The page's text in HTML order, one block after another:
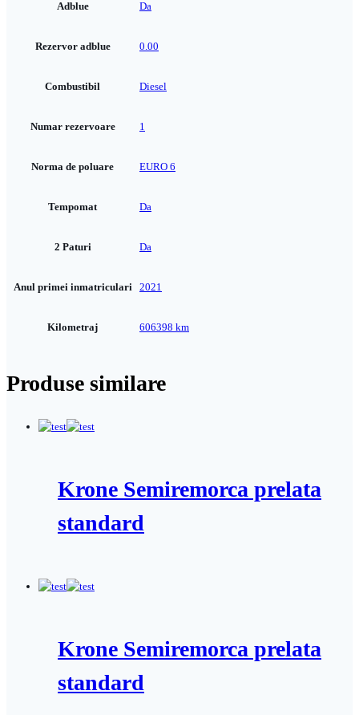
Adblue Da
Rezervor adblue 0.00
Combustibil Diesel
Numar rezervoare 1
Norma de poluare EURO 6
Tempomat Da
2 Paturi Da
Anul primei inmatriculari 2021
Kilometraj 606398 km
Produse similare
Krone Semiremorca prelata
standard
Krone Semiremorca prelata
standard